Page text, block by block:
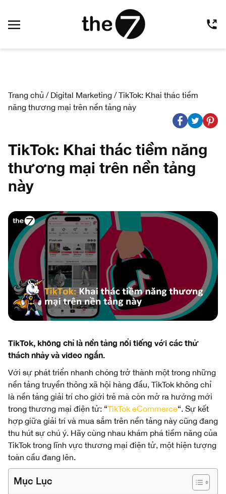
Trang chủ / Digital Marketing /TikTok: Khai thác tiềm
năng thương mại trên nền tảng này
TikTok: Khai thác tiềm năng
thương mại trên nền tảng
này
TikTok, không chỉ là nền tảng nổi tiếng với các thử
thách nhảy và video ngắn.
Với sự phát triển nhanh chóng trở thành một trong những
nền tảng truyền thông xã hội hàng đầu, TikTok không chỉ
là nền tảng giải trí cho giới trẻ mà còn mở ra hướng mới
trong thương mại điện tử: “TikTok eCommerce“. Sự kết
hợp giữa giải trí và mua sắm trên nền tảng này cũng đang
thu hút sự chú ý. Hãy cùng nhau khám phá tiềm năng của
TikTok trong lĩnh vực thương mại điện tử, một hiện tượng
toàn cầu đang lên.
Mục Lục